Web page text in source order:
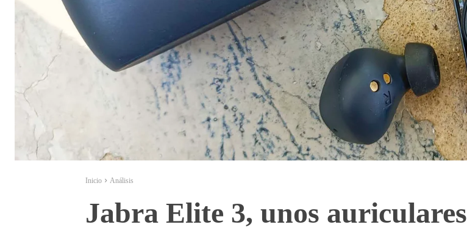
Inicio Análisis
Jabra Elite 3, unos auriculares